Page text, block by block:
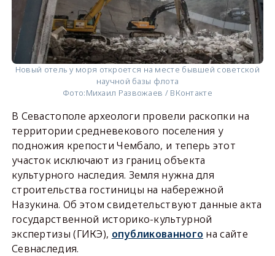
Новый отель у моря откроется на месте бывшей советской
научной базы флота
Фото:Михаил Развожаев / ВКонтакте
В Севастополе археологи провели раскопки на
территории средневекового поселения у
подножия крепости Чембало, и теперь этот
участок исключают из границ объекта
культурного наследия. Земля нужна для
строительства гостиницы на набережной
Назукина. Об этом свидетельствуют данные акта
государственной историко-культурной
экспертизы (ГИКЭ), опубликованного на сайте
Севнаследия.